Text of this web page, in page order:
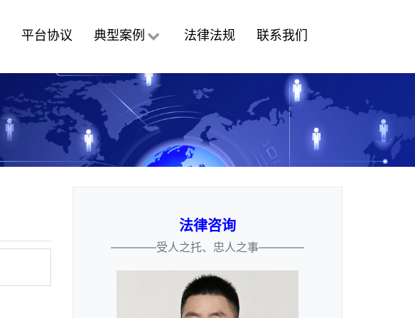
平台协议 典型案例 法律法规 联系我们
法律咨询
————受人之托、忠人之事————